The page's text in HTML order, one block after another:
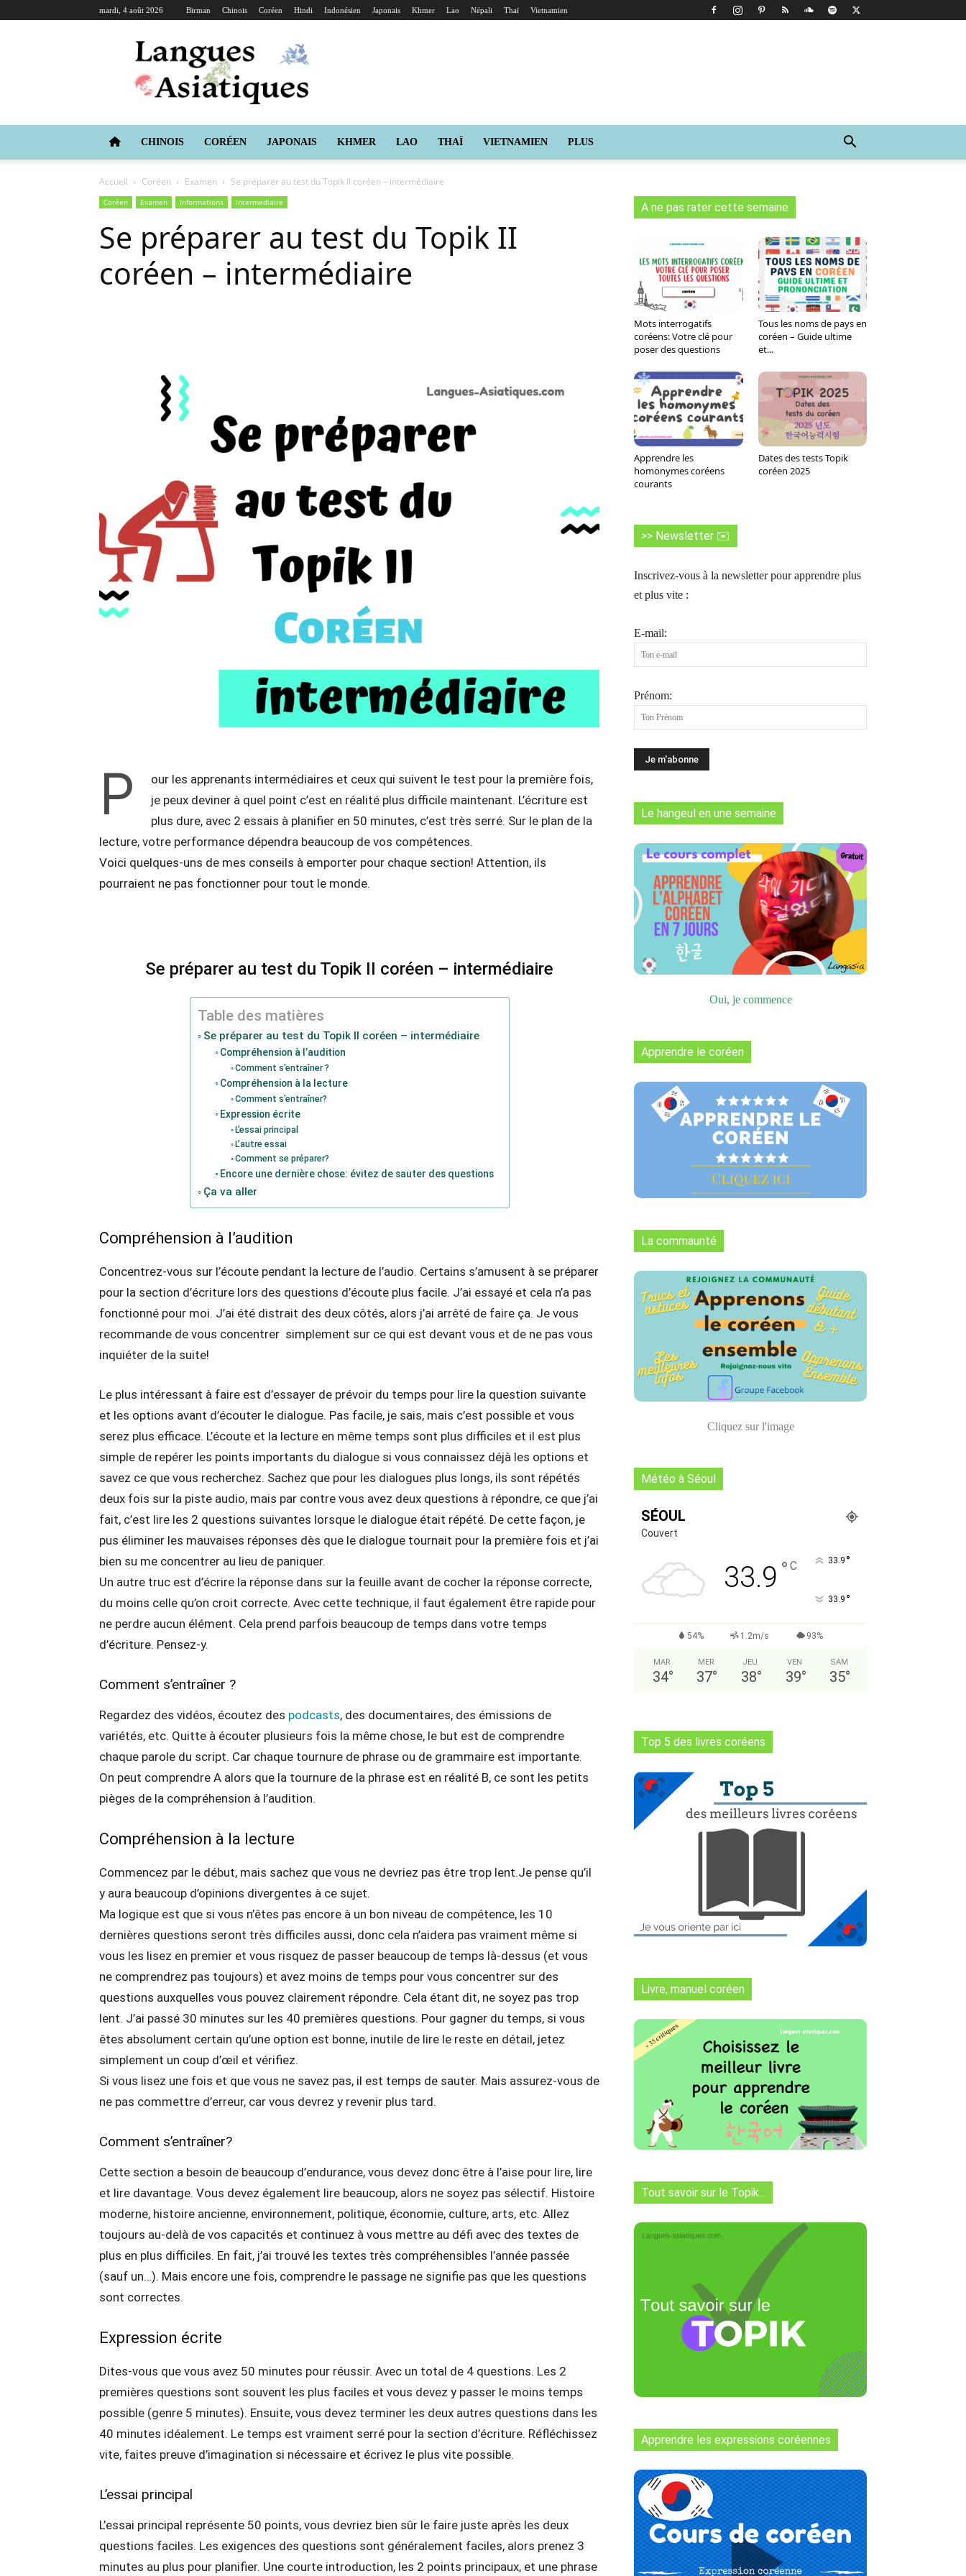
mardi, 4 août 2026 Birman Chinois Coréen Hindi Indonésien Japonais Khmer Lao Népali Thaï Vietnamien
Langues
Asiatiques
CHINOIS CORÉEN JAPONAIS KHMER LAO THAÏ VIETNAMIEN PLUS
Accueil Coréen Examen Se préparer au test du Topik II coréen – intermédiaire
Coréen Examen Informations Intermediaire
Se préparer au test du Topik II
coréen – intermédiaire
Tumblr WhatsApp
P
our les apprenants intermédiaires et ceux qui suivent le test pour la première fois,
je peux deviner à quel point c’est en réalité plus difficile maintenant. L’écriture est
plus dure, avec 2 essais à planifier en 50 minutes, c’est très serré. Sur le plan de la
lecture, votre performance dépendra beaucoup de vos compétences.
Voici quelques-uns de mes conseils à emporter pour chaque section! Attention, ils
pourraient ne pas fonctionner pour tout le monde.
Se préparer au test du Topik II coréen – intermédiaire
Table des matières
Se préparer au test du Topik II coréen – intermédiaire
Compréhension à l’audition
Comment s’entraîner ?
Compréhension à la lecture
Comment s’entraîner?
Expression écrite
L’essai principal
L’autre essai
Comment se préparer?
Encore une dernière chose: évitez de sauter des questions
Ça va aller
Compréhension à l’audition
Concentrez-vous sur l’écoute pendant la lecture de l’audio. Certains s’amusent à se préparer
pour la section d’écriture lors des questions d’écoute plus facile. J’ai essayé et cela n’a pas
fonctionné pour moi. J’ai été distrait des deux côtés, alors j’ai arrêté de faire ça. Je vous
recommande de vous concentrer simplement sur ce qui est devant vous et de ne pas vous
inquiéter de la suite!
Le plus intéressant à faire est d’essayer de prévoir du temps pour lire la question suivante
et les options avant d’écouter le dialogue. Pas facile, je sais, mais c’est possible et vous
serez plus efficace. L’écoute et la lecture en même temps sont plus difficiles et il est plus
simple de repérer les points importants du dialogue si vous connaissez déjà les options et
savez ce que vous recherchez. Sachez que pour les dialogues plus longs, ils sont répétés
deux fois sur la piste audio, mais par contre vous avez deux questions à répondre, ce que j’ai
fait, c’est lire les 2 questions suivantes lorsque le dialogue était répété. De cette façon, je
pus éliminer les mauvaises réponses dès que le dialogue tournait pour la première fois et j’ai
bien su me concentrer au lieu de paniquer.
Un autre truc est d’écrire la réponse dans sur la feuille avant de cocher la réponse correcte,
du moins celle qu’on croit correcte. Avec cette technique, il faut également être rapide pour
ne perdre aucun élément. Cela prend parfois beaucoup de temps dans votre temps
d’écriture. Pensez-y.
Comment s’entraîner ?
Regardez des vidéos, écoutez des podcasts, des documentaires, des émissions de
variétés, etc. Quitte à écouter plusieurs fois la même chose, le but est de comprendre
chaque parole du script. Car chaque tournure de phrase ou de grammaire est importante.
On peut comprendre A alors que la tournure de la phrase est en réalité B, ce sont les petits
pièges de la compréhension à l’audition.
Compréhension à la lecture
Commencez par le début, mais sachez que vous ne devriez pas être trop lent.Je pense qu’il
y aura beaucoup d’opinions divergentes à ce sujet.
Ma logique est que si vous n’êtes pas encore à un bon niveau de compétence, les 10
dernières questions seront très difficiles aussi, donc cela n’aidera pas vraiment même si
vous les lisez en premier et vous risquez de passer beaucoup de temps là-dessus (et vous
ne comprendrez pas toujours) et avez moins de temps pour vous concentrer sur des
questions auxquelles vous pouvez clairement répondre. Cela étant dit, ne soyez pas trop
lent. J’ai passé 30 minutes sur les 40 premières questions. Pour gagner du temps, si vous
êtes absolument certain qu’une option est bonne, inutile de lire le reste en détail, jetez
simplement un coup d’œil et vérifiez.
Si vous lisez une fois et que vous ne savez pas, il est temps de sauter. Mais assurez-vous de
ne pas commettre d’erreur, car vous devrez y revenir plus tard.
Comment s’entraîner?
Cette section a besoin de beaucoup d’endurance, vous devez donc être à l’aise pour lire, lire
et lire davantage. Vous devez également lire beaucoup, alors ne soyez pas sélectif. Histoire
moderne, histoire ancienne, environnement, politique, économie, culture, arts, etc. Allez
toujours au-delà de vos capacités et continuez à vous mettre au défi avec des textes de
plus en plus difficiles. En fait, j’ai trouvé les textes très compréhensibles l’année passée
(sauf un…). Mais encore une fois, comprendre le passage ne signifie pas que les questions
sont correctes.
Expression écrite
Dites-vous que vous avez 50 minutes pour réussir. Avec un total de 4 questions. Les 2
premières questions sont souvent les plus faciles et vous devez y passer le moins temps
possible (genre 5 minutes). Ensuite, vous devez terminer les deux autres questions dans les
40 minutes idéalement. Le temps est vraiment serré pour la section d’écriture. Réfléchissez
vite, faites preuve d’imagination si nécessaire et écrivez le plus vite possible.
L’essai principal
L’essai principal représente 50 points, vous devriez bien sûr le faire juste après les deux
questions faciles. Les exigences des questions sont généralement faciles, alors prenez 3
minutes au plus pour planifier. Une courte introduction, les 2 points principaux, et une phrase
A ne pas rater cette semaine
Mots interrogatifs
coréens: Votre clé pour
poser des questions
Tous les noms de pays en
coréen – Guide ultime
et...
Apprendre les
homonymes coréens
courants
Dates des tests Topik
coréen 2025
>> Newsletter ✉️
Inscrivez-vous à la newsletter pour apprendre plus
et plus vite :
E-mail:
Prénom:
Le hangeul en une semaine
Oui, je commence
Apprendre le coréen
La commaunté
Cliquez sur l'image
Météo à Séoul
SÉOUL
Couvert
33.9 ° C 33.9 °
33.9 °
54% 1.2m/s 93%
MAR
34°
MER
37°
JEU
38°
VEN
39°
SAM
35°
Top 5 des livres coréens
Livre, manuel coréen
Tout savoir sur le Topik...
Apprendre les expressions coréennes